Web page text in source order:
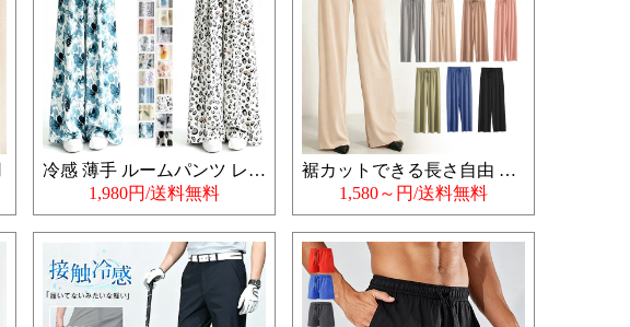
冷感 薄手 ルームパンツ レディース
1,980円/送料無料
裾カットできる長さ自由 ルームパンツ
1,580～円/送料無料